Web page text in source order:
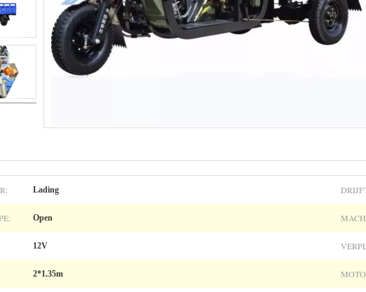
Lading
Open
12V
2*1.35m